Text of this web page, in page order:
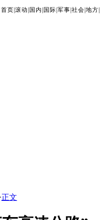
首页 滚动 国内 国际 军事 社会 地方
正文